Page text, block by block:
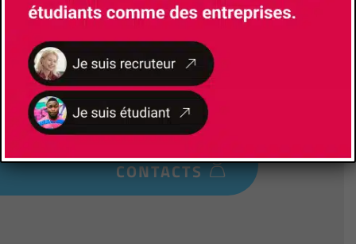
Les avantages de l'alternance
Formation à l’école et formation chez
l’employeur- Insertion professionnelle accrue
à l’issue du diplôme- Diplôme Universitaires
reconnus et visés par l’État
CONTACTS